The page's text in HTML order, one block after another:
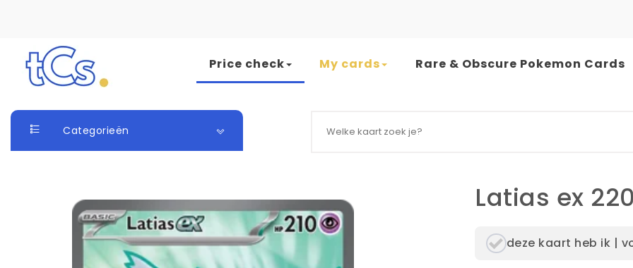
Skip to content
Price check My cards Rare & Obscure Pokemon Cards
Categorieën
Latias ex
deze kaart heb ik |